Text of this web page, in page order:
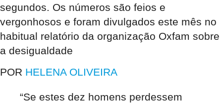
segundos. Os números são feios e
vergonhosos e foram divulgados este mês no
habitual relatório da organização Oxfam sobre
a desigualdade
POR HELENA OLIVEIRA
“Se estes dez homens perdessem